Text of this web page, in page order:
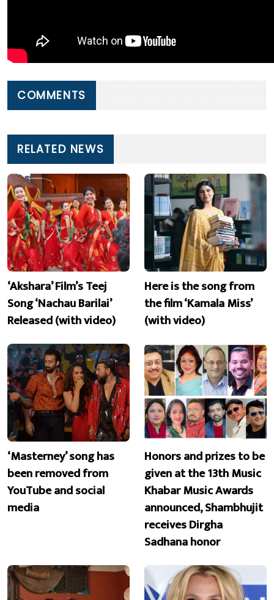
COMMENTS
RELATED NEWS
‘Akshara’ Film’s Teej
Song ‘Nachau Barilai’
Released (with video)
Here is the song from
the film ‘Kamala Miss’
(with video)
‘Masterney’ song has
been removed from
YouTube and social
media
Honors and prizes to be
given at the 13th Music
Khabar Music Awards
announced, Shambhujit
receives Dirgha
Sadhana honor